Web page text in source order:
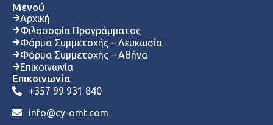
Μενού
Αρχική
Φιλοσοφία Προγράμματος
Φόρμα Συμμετοχής – Λευκωσία
Φόρμα Συμμετοχής – Αθήνα
Επικοινωνία
Επικοινωνία
+357 99 931 840
info@cy-omt.com